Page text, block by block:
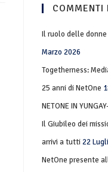
COMMENTI
Il ruolo delle
Marzo 2026
Togetherness:
25 anni di NetOne
NETONE IN
Il Giubileo dei
arrivi a tutti22
NetOne presente